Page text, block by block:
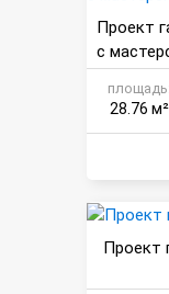
Проект
с
площадь:
28.76 м²
Проект